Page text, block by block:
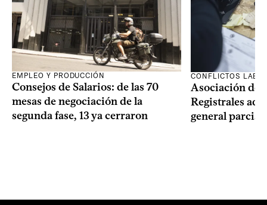
EMPLEO Y PRODUCCIÓN
Consejos de Salarios: de las 70
mesas de negociación de la
segunda fase, 13 ya cerraron
CONFLICTOS
Asociación de
Registrales
general parcial